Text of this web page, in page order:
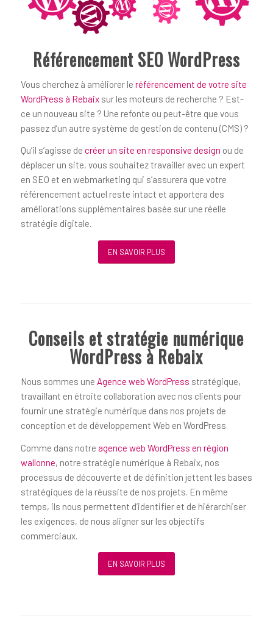
Référencement SEO WordPress
Vous cherchez à améliorer le référencement de votre site
WordPress à Rebaixsur les moteurs de recherche ? Est-
ce un nouveau site ? Une refonte ou peut-être que vous
passez d’un autre système de gestion de contenu (CMS) ?
Qu’il s’agisse de créer un site en responsive design ou de
déplacer un site, vous souhaitez travailler avec un expert
en SEO et en webmarketing qui s’assurera que votre
référencement actuel reste intact et apportera des
améliorations supplémentaires basée sur une réelle
stratégie digitale.
EN SAVOIR PLUS
Conseils et stratégie numérique
WordPress à Rebaix
Nous sommes une Agence web WordPress stratégique,
travaillant en étroite collaboration avec nos clients pour
fournir une stratégie numérique dans nos projets de
conception et de développement Web en WordPress.
Comme dans notre agence web WordPress en région
wallonne, notre stratégie numérique à Rebaix, nos
processus de découverte et de définition jettent les bases
stratégiques de la réussite de nos projets. En même
temps, ils nous permettent d’identifier et de hiérarchiser
les exigences, de nous aligner sur les objectifs
commerciaux.
EN SAVOIR PLUS